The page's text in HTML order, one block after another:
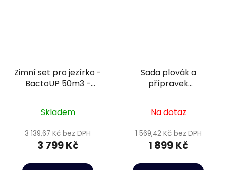
Zimní set pro jezírko -
BactoUP 50m3 -
Skladem
3 139,67 Kč bez DPH
3 799 Kč
Sada plovák a
přípravek
Na dotaz
1 569,42 Kč bez DPH
1 899 Kč